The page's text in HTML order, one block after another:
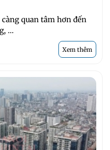
quan tâm hơn đến
...
Xem thêm